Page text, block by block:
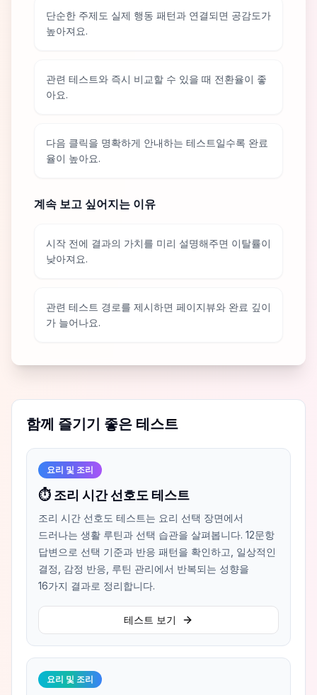
단순한 주제도 실제 행동 패턴과 연결되면 공감도가
높아져요.
관련 테스트와 즉시 비교할 수 있을 때 전환율이 좋
아요.
다음 클릭을 명확하게 안내하는 테스트일수록 완료
율이 높아요.
계속 보고 싶어지는 이유
시작 전에 결과의 가치를 미리 설명해주면 이탈률이
낮아져요.
관련 테스트 경로를 제시하면 페이지뷰와 완료 깊이
가 늘어나요.
함께 즐기기 좋은 테스트
요리 및 조리
⏱️ 조리 시간 선호도 테스트
조리 시간 선호도 테스트는 요리 선택 장면에서
드러나는 생활 루틴과 선택 습관을 살펴봅니다. 12문항
답변으로 선택 기준과 반응 패턴을 확인하고, 일상적인
결정, 감정 반응, 루틴 관리에서 반복되는 성향을
16가지 결과로 정리합니다.
테스트 보기
요리 및 조리